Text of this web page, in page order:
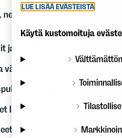
Kengät
Varusteet
Talvilajit
Kesälajit
Partio
Outlet
Tuotemerkit
neuleet ja
ja caprit
väliasut
lajeittain
LUE LISÄÄ EVÄSTEISTÄ
Käytä kustomoituja